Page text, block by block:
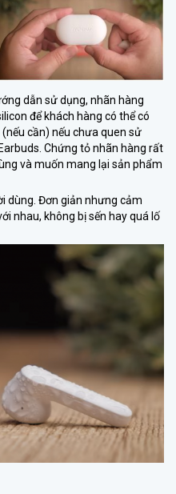
dẫn sử dụng, nhãn hàng
để khách hàng có thể có
cần) nếu chưa quen sử
Chứng tỏ nhãn hàng rất
và muốn mang lại sản phẩm
dùng. Đơn giản nhưng cảm
nhau, không bị sến hay quá lố